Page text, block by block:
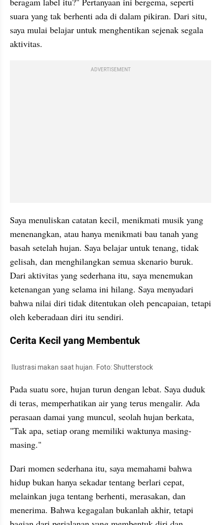
suara yang tak berhenti ada di dalam pikiran. Dari situ,
saya mulai belajar untuk menghentikan sejenak segala
aktivitas.
ADVERTISEMENT
Saya menuliskan catatan kecil, menikmati musik yang
menenangkan, atau hanya menikmati bau tanah yang
basah setelah hujan. Saya belajar untuk tenang, tidak
gelisah, dan menghilangkan semua skenario buruk.
Dari aktivitas yang sederhana itu, saya menemukan
ketenangan yang selama ini hilang. Saya menyadari
bahwa nilai diri tidak ditentukan oleh pencapaian, tetapi
oleh keberadaan diri itu sendiri.
Cerita Kecil yang Membentuk
Ilustrasi makan saat hujan. Foto: Shutterstock
Pada suatu sore, hujan turun dengan lebat. Saya duduk
di teras, memperhatikan air yang terus mengalir. Ada
perasaan damai yang muncul, seolah hujan berkata,
"Tak apa, setiap orang memiliki waktunya masing-
masing."
Dari momen sederhana itu, saya memahami bahwa
hidup bukan hanya sekadar tentang berlari cepat,
melainkan juga tentang berhenti, merasakan, dan
menerima. Bahwa kegagalan bukanlah akhir, tetapi